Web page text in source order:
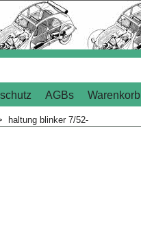
AGBs Warenkorb
haltung blinker 7/52-